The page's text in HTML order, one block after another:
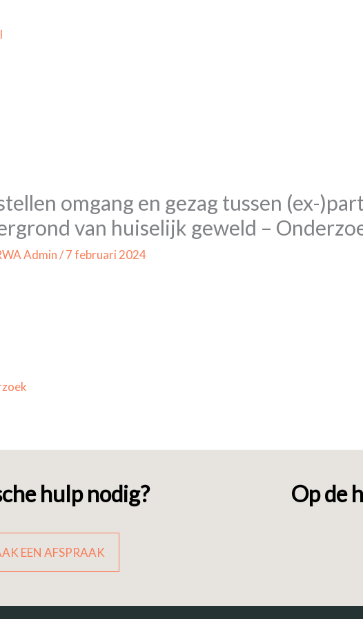
omgang en gezag tussen (ex-
van huiselijk geweld –
Admin/7 februari 2024
hulp nodig?
EEN AFSPRAAK
Op de